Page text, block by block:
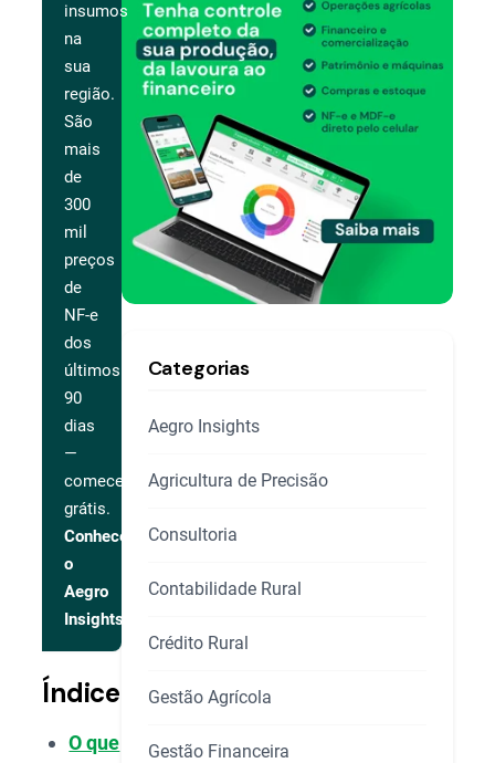
insumos
na
sua
região.
São
mais
de
300
mil
preços
de
NF-e
dos
últimos
90
dias
—
comece
grátis.
Conhecer
o
Aegro
Insights
Índice
O que
Categorias
Aegro Insights
Agricultura de Precisão
Consultoria
Contabilidade Rural
Crédito Rural
Gestão Agrícola
Gestão Financeira